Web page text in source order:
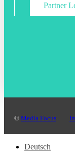
Partner
© Media Focus
Deutsch